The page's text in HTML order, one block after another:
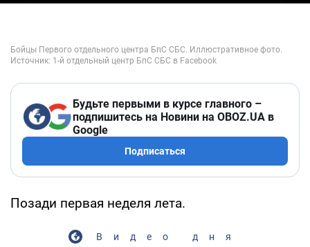
Будьте первыми в курсе главного –
подпишитесь на Новини на OBOZ.UA в
Google
Подписаться
Позади первая неделя лета.
Видео дня